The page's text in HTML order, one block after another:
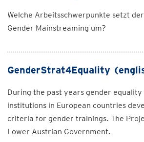
Welche Arbeitsschwerpunkte setzt
Gender Mainstreaming um?
GenderStrat4Equality
During the past years gender equality
institutions in European countries
criteria for gender trainings. The
Lower Austrian Government.